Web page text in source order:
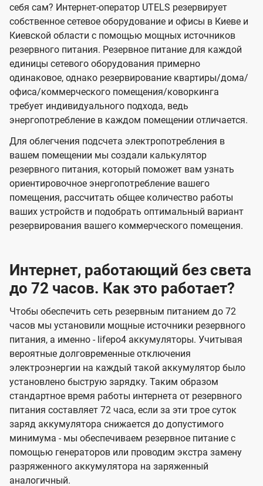
себя сам? Интернет-оператор UTELS резервирует
собственное сетевое оборудование и офисы в Киеве и
Киевской области с помощью мощных источников
резервного питания. Резервное питание для каждой
единицы сетевого оборудования примерно
одинаковое, однако резервирование квартиры/дома/
офиса/коммерческого помещения/коворкинга
требует индивидуального подхода, ведь
энергопотребление в каждом помещении отличается.
Для облегчения подсчета электропотребления в
вашем помещении мы создали калькулятор
резервного питания, который поможет вам узнать
ориентировочное энергопотребление вашего
помещения, рассчитать общее количество работы
ваших устройств и подобрать оптимальный вариант
резервирования вашего коммерческого помещения.
Интернет, работающий без света
до 72 часов. Как это работает?
Чтобы обеспечить сеть резервным питанием до 72
часов мы установили мощные источники резервного
питания, а именно - lifepo4 аккумуляторы. Учитывая
вероятные долговременные отключения
электроэнергии на каждый такой аккумулятор было
установлено быструю зарядку. Таким образом
стандартное время работы интернета от резервного
питания составляет 72 часа, если за эти трое суток
заряд аккумулятора снижается до допустимого
минимума - мы обеспечиваем резервное питание с
помощью генераторов или проводим экстра замену
разряженного аккумулятора на заряженный
аналогичный.